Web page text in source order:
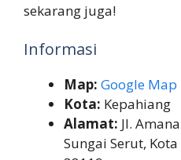
sekarang juga!
Informasi
Map: Google Map
Kota: Kepahiang
Alamat: Jl.
Sungai Serut,